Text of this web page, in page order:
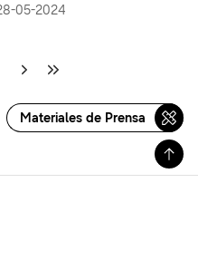
05-2024
Materiales de Prensa